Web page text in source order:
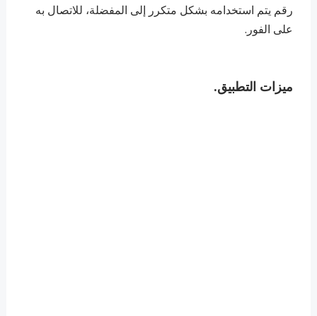
رقم يتم استخدامه بشكل متكرر إلى المفضلة، للاتصال به
على الفور.
ميزات التطبيق.